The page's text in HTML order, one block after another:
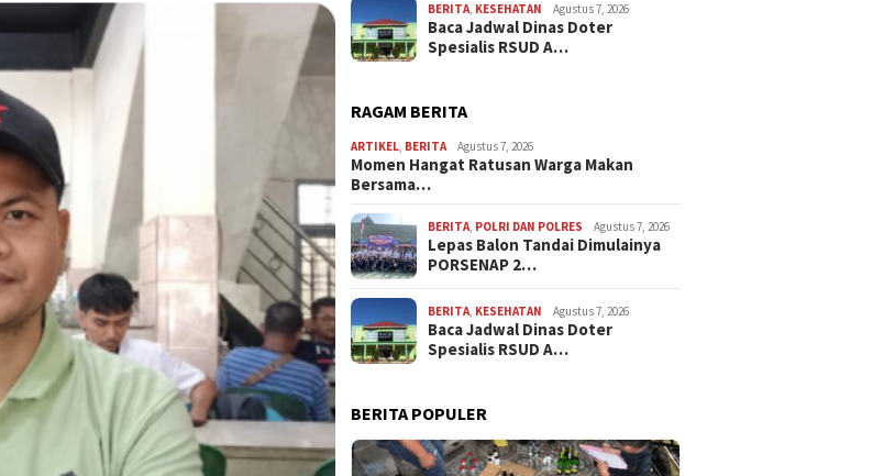
BERITA, KESEHATAN Agustus 7, 2026
Baca Jadwal Dinas Doter
Spesialis RSUD A…
RAGAM BERITA
ARTIKEL, BERITA Agustus 7, 2026
Momen Hangat Ratusan Warga Makan
Bersama…
BERITA, POLRI DAN POLRES Agustus 7, 2026
Lepas Balon Tandai Dimulainya
PORSENAP 2…
BERITA, KESEHATAN Agustus 7, 2026
Baca Jadwal Dinas Doter
Spesialis RSUD A…
BERITA POPULER